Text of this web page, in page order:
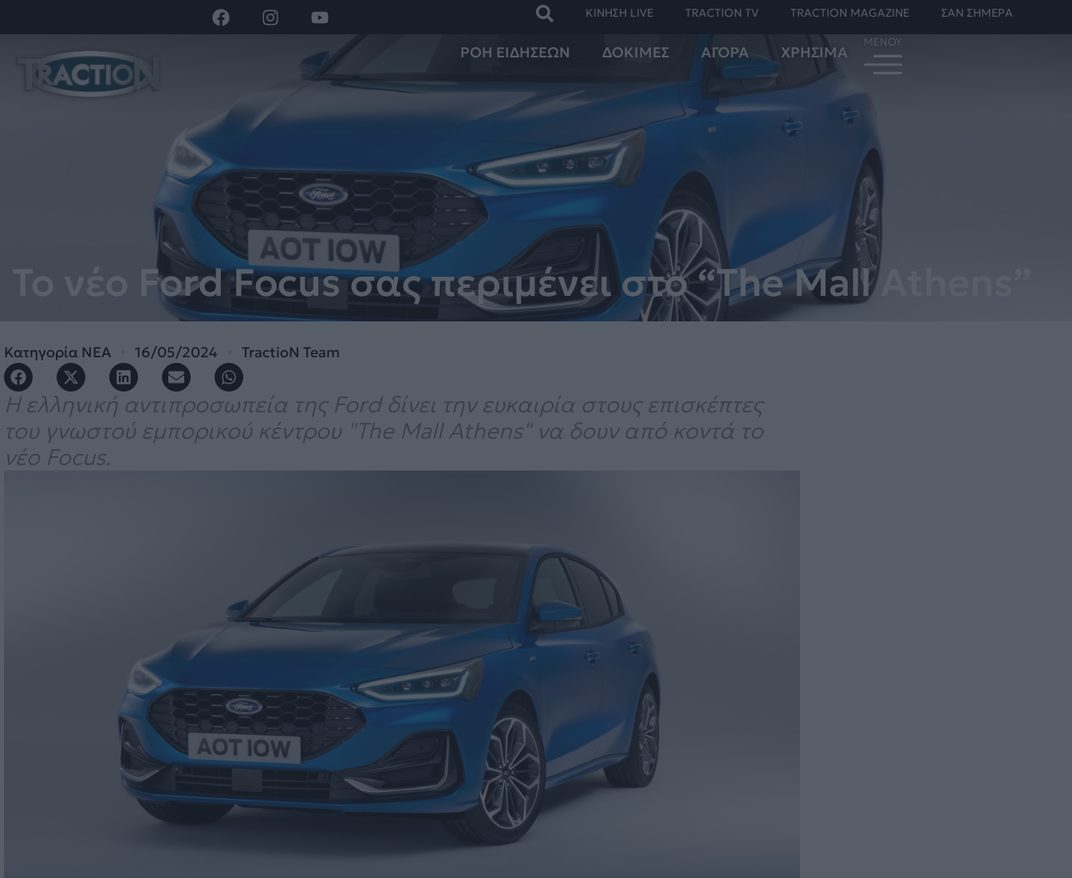
ΚΙΝΗΣΗ LIVE TRACTION TV TRACTION MAGAZINE ΣΑΝ ΣΗΜΕΡΑ
ΡΟΗ ΕΙΔΗΣΕΩΝ ΔΟΚΙΜΕΣ ΑΓΟΡΑ ΧΡΗΣΙΜΑ
Το νέο Ford Focus σας περιμένει στο “The Mall Athens”
Κατηγορία ΝΕΑ 16/05/2024 TractioN Team
Η ελληνική αντιπροσωπεία της Ford δίνει την ευκαιρία στους επισκέπτες
του γνωστού εμπορικού κέντρου "The Mall Athens" να δουν από κοντά το
νέο Focus.